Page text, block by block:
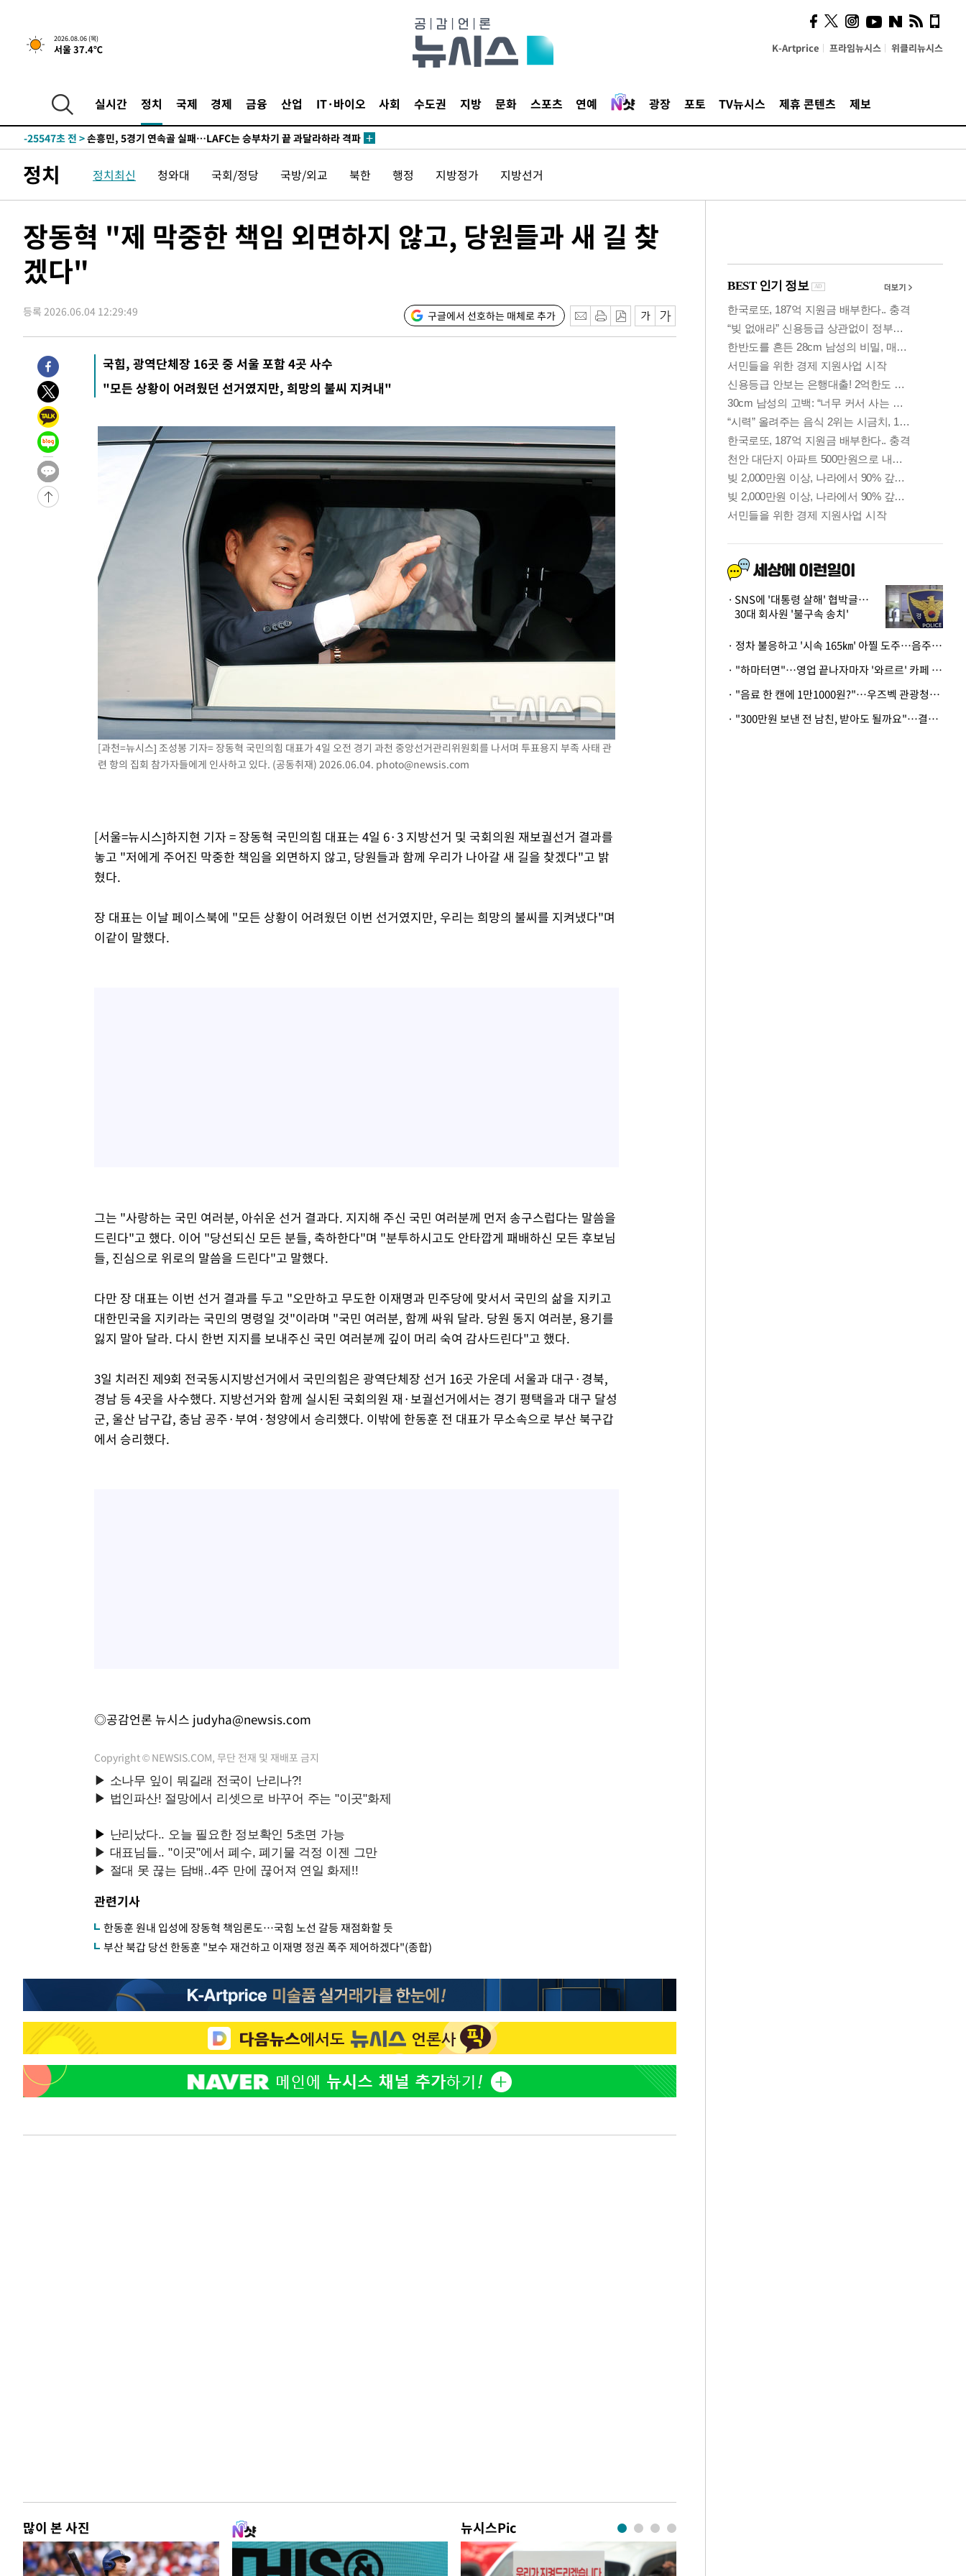
2026.08.06 (목)
서울 37.4℃ K-Artprice 프라임뉴시스 위클리뉴시스
실시간 정치 국제 경제 금융 산업 IT·바이오 사회 수도권 지방 문화 스포츠 연예 광장 포토 TV뉴시스 제휴 콘텐츠 제보
0.49%↑
-31108초 전 >[속보]코스닥, 800p 회복…0.26% 오른 801.67 마감
-31038초 전 >
-28502초 전 >
"여기 떨어졌다"…다누리, 스페이스X 로켓 달 충돌 흔적 포착
-25547초 전 >
손흥민, 5경기 연속골 실패…LAFC는 승부차기 끝 과달라하라 격파
-18148초 전 >내일까지 39도 '펄펄'…기상청 "태풍 지나며 폭염 잠시 꺾인다"
-17763초 전 >
"美간섭에 합의 지연"…트럼프, '이란 호르무즈 통제권' 수용할까
-14283초 전 >[속보]산업장관 "李정부, 원전 반대 안해…안정 전력 위해 불가피"
색
-12367초 전 >[속보]산업장관 "美무역법 제301조 과잉생산 결과 발표 8월 중 예
상
-12160초 전 >[속보]코스피 매도사이드카 발동…4%대 급락
-11432초 전 >
-7560초 전 >
-7543초 전 >[속보]코스피, 119.51포인트(1.81%) 내린 6478.75 개장
-3990초 전 > 6월 경상수지 497.3억 달러…두 달 연속 사상 최대
-3941초 전 >
서울 낮 39도 '폭염중대경보'…40도 관측 가능성도
-1303초 전 >
미 워싱턴주 스포캔 시의 통제불능 3개 산불, 방화선 일부 구축
1시간 전 >
0.49%↑
-31108초 전 >
[속보]코스닥, 800p 회복…0.26% 오른 801.67 마감
-31038초 전 >
[속보]코스피, 301.88포인트(4.58%) 내린 6296.38 마감
-30903초 전 >
[속보]원·달러 환율, 0.7원 내린 1423.8원 마감
-28502초 전 >
"여기 떨어졌다"…다누리, 스페이스X 로켓 달 충돌 흔적 포착
손흥민, 5경기 연속골 실패…LAFC는 승부차기 끝 과달라하라 격파
내일까지 39도 '펄펄'…기상청 "태풍 지나며 폭염 잠시 꺾인다"
트럼프, 한국계 진보 주지사 후보 맹공…"공산주의가 최대 위협"
"美간섭에 합의 지연"…트럼프, '이란 호르무즈 통제권' 수용할까
[속보]산업장관 "李정부, 원전 반대 안해…안정 전력 위해 불가피"
[속보]경찰, '홍명보 선임 논란' 대한축구협회·축구회관 등 압수수
[속보]산업장관 "美무역법 제301조 과잉생산 결과 발표 8월 중 예
[속보]코스피 매도사이드카 발동…4%대 급락
[속보]전남광주 초대 시민추천 부시장에 백승주·윤난실
서울 열대야 15일째 지속…비공식 '초열대야' 30도 넘어
[속보]코스닥, 2.15포인트(0.27%) 내린 797.44 출발
[속보]코스피, 119.51포인트(1.81%) 내린 6478.75 개장
6월 경상수지 497.3억 달러…두 달 연속 사상 최대
정치 정치최신 청와대 국회/정당 국방/외교 북한 행정 지방정가 지방선거
장동혁 "제 막중한 책임 외면하지 않고, 당원들과 새 길 찾
겠다"
등록 2026.06.04 12:29:49 구글에서 선호하는 매체로 추가
국힘, 광역단체장 16곳 중 서울 포함 4곳 사수
"모든 상황이 어려웠던 선거였지만, 희망의 불씨 지켜내"
[과천=뉴시스] 조성봉 기자= 장동혁 국민의힘 대표가 4일 오전 경기 과천 중앙선거관리위원회를 나서며 투표용지 부족 사태 관
련 항의 집회 참가자들에게 인사하고 있다. (공동취재) 2026.06.04. photo@newsis.com
[서울=뉴시스]하지현 기자 = 장동혁 국민의힘 대표는 4일 6·3 지방선거 및 국회의원 재보궐선거 결과를
놓고 "저에게 주어진 막중한 책임을 외면하지 않고, 당원들과 함께 우리가 나아갈 새 길을 찾겠다"고 밝
혔다.
장 대표는 이날 페이스북에 "모든 상황이 어려웠던 이번 선거였지만, 우리는 희망의 불씨를 지켜냈다"며
이같이 말했다.
그는 "사랑하는 국민 여러분, 아쉬운 선거 결과다. 지지해 주신 국민 여러분께 먼저 송구스럽다는 말씀을
드린다"고 했다. 이어 "당선되신 모든 분들, 축하한다"며 "분투하시고도 안타깝게 패배하신 모든 후보님
들, 진심으로 위로의 말씀을 드린다"고 말했다.
다만 장 대표는 이번 선거 결과를 두고 "오만하고 무도한 이재명과 민주당에 맞서서 국민의 삶을 지키고
대한민국을 지키라는 국민의 명령일 것"이라며 "국민 여러분, 함께 싸워 달라. 당원 동지 여러분, 용기를
잃지 말아 달라. 다시 한번 지지를 보내주신 국민 여러분께 깊이 머리 숙여 감사드린다"고 했다.
3일 치러진 제9회 전국동시지방선거에서 국민의힘은 광역단체장 선거 16곳 가운데 서울과 대구·경북,
경남 등 4곳을 사수했다. 지방선거와 함께 실시된 국회의원 재·보궐선거에서는 경기 평택을과 대구 달성
군, 울산 남구갑, 충남 공주·부여·청양에서 승리했다. 이밖에 한동훈 전 대표가 무소속으로 부산 북구갑
에서 승리했다.
◎공감언론 뉴시스 judyha@newsis.com
Copyright © NEWSIS.COM, 무단 전재 및 재배포 금지
관련기사
한동훈 원내 입성에 장동혁 책임론도…국힘 노선 갈등 재점화할 듯
부산 북갑 당선 한동훈 "보수 재건하고 이재명 정권 폭주 제어하겠다"(종합)
많이 본 사진 뉴시스Pic
"5·8·9호선 출퇴근 혼잡,
정부 국비지원 필요"
SNS에 '대통령 살해' 협박글…
30대 회사원 '불구속 송치'
· 정차 불응하고 '시속 165㎞' 아찔 도주…음주운전자 체포
· "하마터면"…영업 끝나자마자 '와르르' 카페 테라스 덮친 대리석 외벽
· "음료 한 캔에 1만1000원?"…우즈벡 관광청까지 나섰다, 유튜버 폭로 후폭풍
· "300만원 보낸 전 남친, 받아도 될까요"…결혼 앞둔 예비신부의 뜻밖 고충